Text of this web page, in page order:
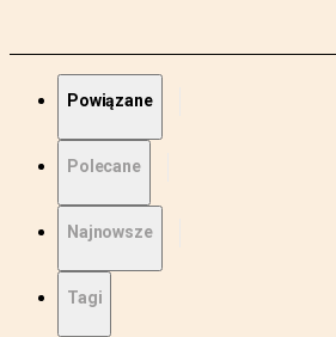
Powiązane
Polecane
Najnowsze
Tagi